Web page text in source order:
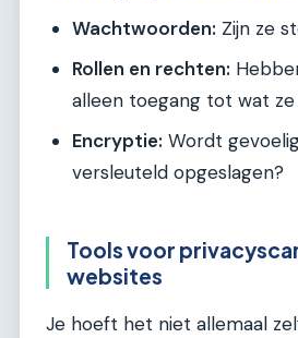
Wachtwoorden: Zijn ze
Rollen en rechten:
alleen toegang tot wat
Encryptie: Wordt
versleuteld opgeslagen?
Tools voor
websites
Je hoeft het niet allemaal